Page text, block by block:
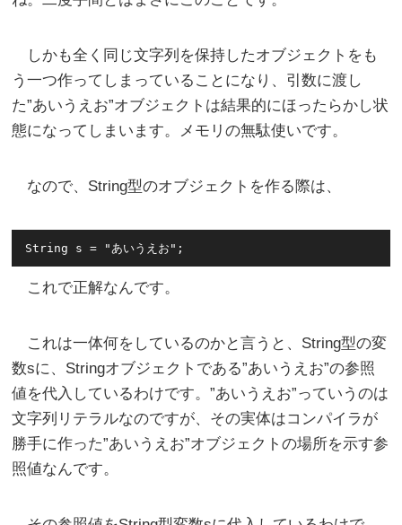
しかも全く同じ文字列を保持したオブジェクトをも
う一つ作ってしまっていることになり、引数に渡し
た”あいうえお”オブジェクトは結果的にほったらかし状
態になってしまいます。メモリの無駄使いです。
なので、String型のオブジェクトを作る際は、
これで正解なんです。
これは一体何をしているのかと言うと、String型の変
数sに、Stringオブジェクトである”あいうえお”の参照
値を代入しているわけです。”あいうえお”っていうのは
文字列リテラルなのですが、その実体はコンパイラが
勝手に作った”あいうえお”オブジェクトの場所を示す参
照値なんです。